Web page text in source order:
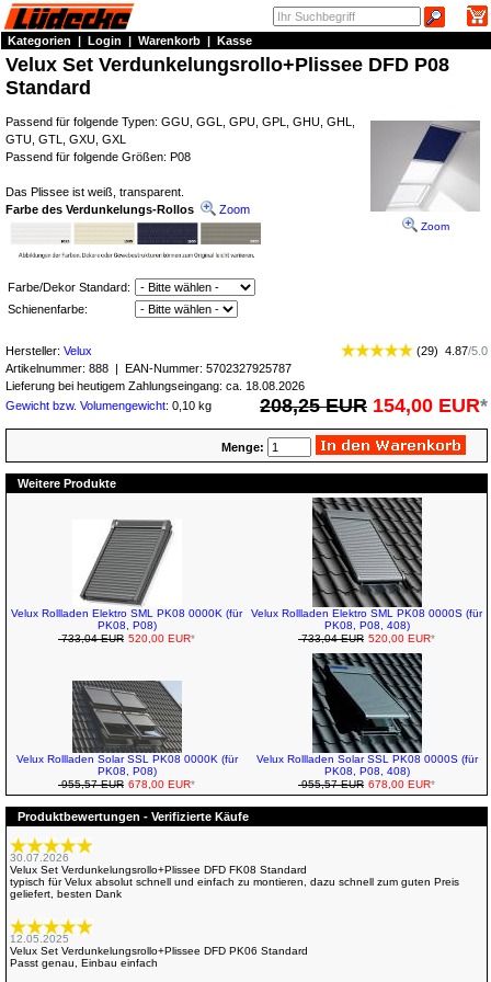
Kategorien | Login | Warenkorb | Kasse
Velux Set Verdunkelungsrollo+Plissee DFD P08
Standard
Zoom
Passend für folgende Typen: GGU, GGL, GPU, GPL, GHU, GHL,
GTU, GTL, GXU, GXL
Passend für folgende Größen: P08
Das Plissee ist weiß, transparent.
Farbe des Verdunkelungs-Rollos
Zoom
Farbe/Dekor Standard:
Schienenfarbe:
Hersteller: Velux (29) 4.87/5.0
Artikelnummer: 888 | EAN-Nummer: 5702327925787
Lieferung bei heutigem Zahlungseingang: ca. 18.08.2026
Gewicht bzw. Volumengewicht: 0,10 kg 208,25 EUR 154,00 EUR*
Menge:
Weitere Produkte
Velux Rollladen Elektro SML PK08 0000K (für
PK08, P08)
733,04 EUR 520,00 EUR*
Velux Rollladen Elektro SML PK08 0000S (für
PK08, P08, 408)
733,04 EUR 520,00 EUR*
Velux Rollladen Solar SSL PK08 0000K (für
PK08, P08)
955,57 EUR 678,00 EUR*
Velux Rollladen Solar SSL PK08 0000S (für
PK08, P08, 408)
955,57 EUR 678,00 EUR*
Produktbewertungen - Verifizierte Käufe
30.07.2026
Velux Set Verdunkelungsrollo+Plissee DFD FK08 Standard
typisch für Velux absolut schnell und einfach zu montieren, dazu schnell zum guten Preis
geliefert, besten Dank
12.05.2025
Velux Set Verdunkelungsrollo+Plissee DFD PK06 Standard
Passt genau, Einbau einfach